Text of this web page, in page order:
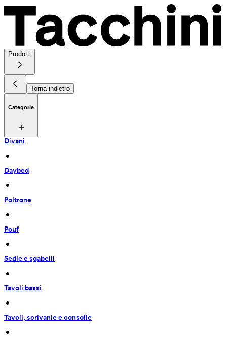
Prodotti
Torna indietro
Categorie
Divani
•
Daybed
•
Poltrone
•
Pouf
•
Sedie e sgabelli
•
Tavoli bassi
•
Tavoli, scrivanie e consolle
•